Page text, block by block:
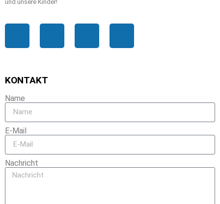
und unsere Kinder!
KONTAKT
Name
E-Mail
Nachricht